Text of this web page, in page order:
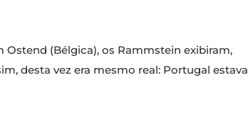
(Bélgica), os Rammstein exibiram,
desta vez era mesmo real: Portugal estava